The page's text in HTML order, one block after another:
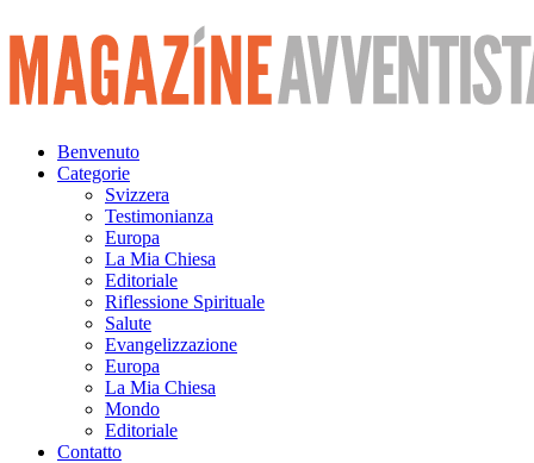
Vai
al
contenuto
Benvenuto
Categorie
Svizzera
Testimonianza
Europa
La Mia Chiesa
Editoriale
Riflessione Spirituale
Salute
Evangelizzazione
Europa
La Mia Chiesa
Mondo
Editoriale
Contatto